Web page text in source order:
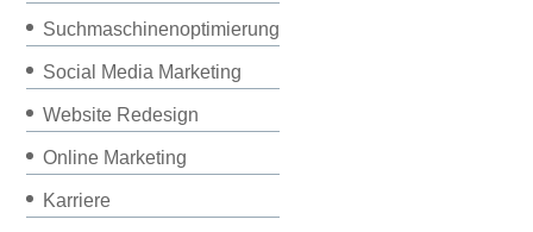
Suchmaschinenoptimierung
Social Media Marketing
Website Redesign
Online Marketing
Karriere